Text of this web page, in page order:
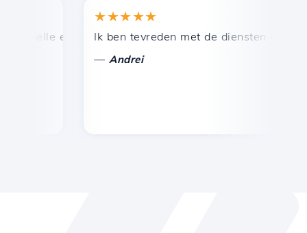
en efficiënte technische ondersteuning.
★★★★★
Ik ben tevreden met de diensten die door
Andrei